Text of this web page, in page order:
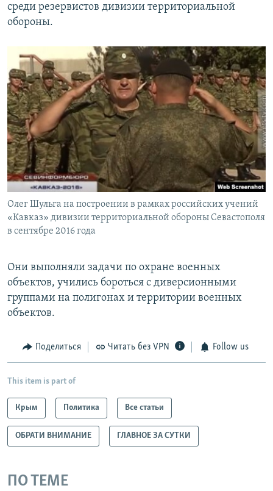
среди резервистов дивизии территориальной
обороны.
Олег Шульга на построении в рамках российских учений
«Кавказ» дивизии территориальной обороны Севастополя
в сентябре 2016 года
Они выполняли задачи по охране военных
объектов, учились бороться с диверсионными
группами на полигонах и территории военных
объектов.
Поделиться Читать без VPN Follow us
This item is part of
Крым Политика Все статьи
ОБРАТИ ВНИМАНИЕ ГЛАВНОЕ ЗА СУТКИ
ПО ТЕМЕ